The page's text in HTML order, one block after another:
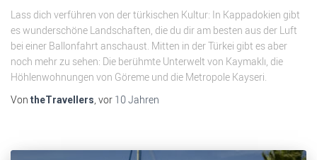
Lass dich verführen von der türkischen Kultur: In Kappadokien gibt
es wunderschöne Landschaften, die du dir am besten aus der Luft
bei einer Ballonfahrt anschaust. Mitten in der Türkei gibt es aber
noch mehr zu sehen: Die berühmte Unterwelt von Kaymaklı, die
Höhlenwohnungen von Göreme und die Metropole Kayseri.
Von theTravellers, vor 10 Jahren